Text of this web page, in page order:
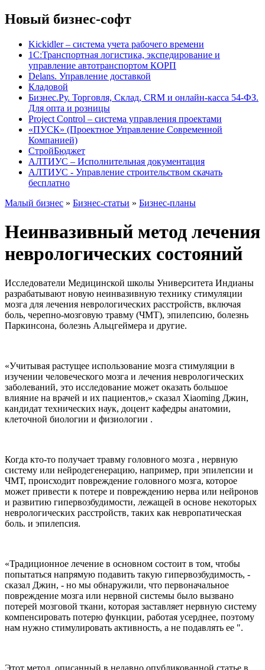
Новый бизнес-софт
Kickidler – система учета рабочего времени
1С:Транспортная логистика, экспедирование и
управление автотранспортом КОРП
Delans. Управление доставкой
Кладовой
Бизнес.Ру. Торговля, Склад, CRM и онлайн-касса 54-ФЗ.
Для опта и розницы
Project Сontrol – система управления проектами
«ПУСК» (Проектное Управление Современной
Компанией)
СтройБюджет
АЛТИУС – Исполнительная документация
АЛТИУС - Управление строительством скачать
бесплатно
Малый бизнес » Бизнес-статьи » Бизнес-планы
Неинвазивный метод лечения
неврологических состояний
Исследователи Медицинской школы Университета Индианы
разрабатывают новую неинвазивную технику стимуляции
мозга для лечения неврологических расстройств, включая
боль, черепно-мозговую травму (ЧМТ), эпилепсию, болезнь
Паркинсона, болезнь Альцгеймера и другие.
«Учитывая растущее использование мозга стимуляции в
изучении человеческого мозга и лечения неврологических
заболеваний, это исследование может оказать большое
влияние на врачей и их пациентов,» сказал Xiaoming Джин,
кандидат технических наук, доцент кафедры анатомии,
клеточной биологии и физиологии .
Когда кто-то получает травму головного мозга , нервную
систему или нейродегенерацию, например, при эпилепсии и
ЧМТ, происходит повреждение головного мозга, которое
может привести к потере и повреждению нерва или нейронов
и развитию гипервозбудимости, лежащей в основе некоторых
неврологических расстройств, таких как невропатическая
боль. и эпилепсия.
«Традиционное лечение в основном состоит в том, чтобы
попытаться напрямую подавить такую ​​гипервозбудимость, -
сказал Джин, - но мы обнаружили, что первоначальное
повреждение мозга или нервной системы было вызвано
потерей мозговой ткани, которая заставляет нервную систему
компенсировать потерю функции, работая усерднее, поэтому
нам нужно стимулировать активность, а не подавлять ее ".
Этот метод, описанный в недавно опубликованной статье в